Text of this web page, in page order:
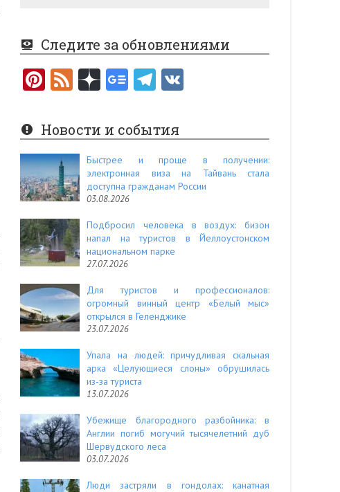
Следите за обновлениями
Pi
er
es
t
F
e
d
Новости и события
Быстрее и проще в получении:
электронная виза на Тайвань стала
доступна гражданам России
03.08.2026
Подбросил человека в воздух: бизон
напал на туристов в Йеллоустонском
национальном парке
27.07.2026
Для туристов и профессионалов:
огромный винный центр «Белый мыс»
открылся в Геленджике
23.07.2026
Упала на людей: причудливая скальная
арка «Целующиеся слоны» обрушилась
из-за туриста
13.07.2026
Убежище благородного разбойника: в
Англии погиб могучий тысячелетний дуб
Шервудского леса
03.07.2026
Люди застряли в гондолах: канатная